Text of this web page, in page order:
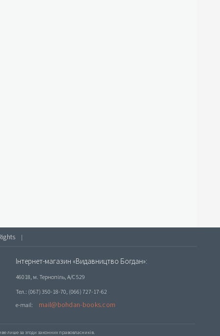
|
Інтернет-магазин «Видавництво Богдан»:
46018, м. Тернопіль, А/С 529
Тел.: (067) 350-18-70, (066) 727-17-62
e-mail:
mail@bohdan-books.com
лише за згоди законних правовласників.